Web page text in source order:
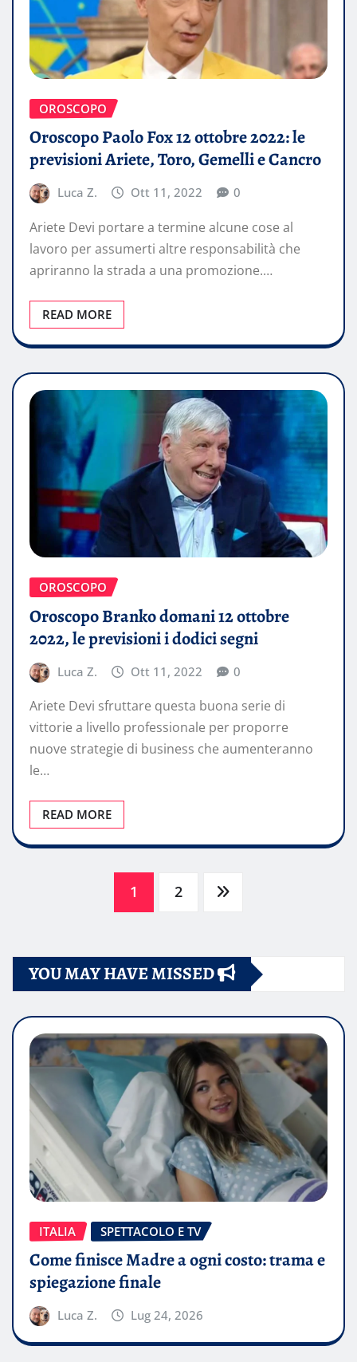
OROSCOPO
Oroscopo Paolo Fox 12 ottobre 2022: le
previsioni Ariete, Toro, Gemelli e Cancro
Luca Z. Ott 11, 2022 0
Ariete Devi portare a termine alcune cose al
lavoro per assumerti altre responsabilità che
apriranno la strada a una promozione.…
READ MORE
OROSCOPO
Oroscopo Branko domani 12 ottobre
2022, le previsioni i dodici segni
Luca Z. Ott 11, 2022 0
Ariete Devi sfruttare questa buona serie di
vittorie a livello professionale per proporre
nuove strategie di business che aumenteranno
le…
READ MORE
Paginazione
articoli
1 2
YOU MAY HAVE MISSED
ITALIA SPETTACOLO E TV
Come finisce Madre a ogni costo: trama e
spiegazione finale
Luca Z. Lug 24, 2026